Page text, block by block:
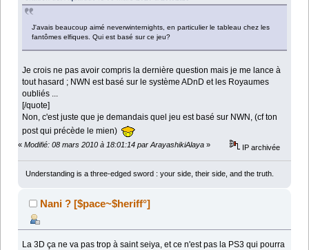
J'avais beaucoup aimé neverwinternights, en particulier le tableau chez les
fantômes elfiques. Qui est basé sur ce jeu?
Je crois ne pas avoir compris la dernière question mais je me lance à
tout hasard ; NWN est basé sur le système ADnD et les Royaumes
oubliés ...
[/quote]
Non, c'est juste que je demandais quel jeu est basé sur NWN, (cf ton
post qui précède le mien)
« Modifié: 08 mars 2010 à 18:01:14 par ArayashikiAlaya » IP archivée
Understanding is a three-edged sword : your side, their side, and the truth.
Nani ? [$pace~$heriff°]
La 3D ça ne va pas trop à saint seiya, et ce n'est pas la PS3 qui pourra